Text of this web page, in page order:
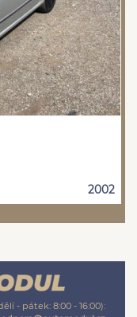
2002
- pátek: 8:00 - 16:00):